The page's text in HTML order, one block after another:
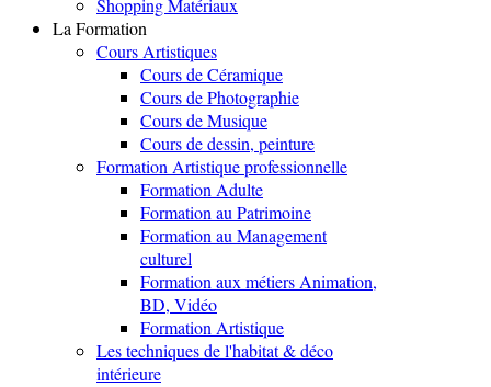
Shopping Matériaux
La Formation
Cours Artistiques
Cours de Céramique
Cours de Photographie
Cours de Musique
Cours de dessin, peinture
Formation Artistique professionnelle
Formation Adulte
Formation au Patrimoine
Formation au Management
culturel
Formation aux métiers Animation,
BD, Vidéo
Formation Artistique
Les techniques de l'habitat & déco
intérieure